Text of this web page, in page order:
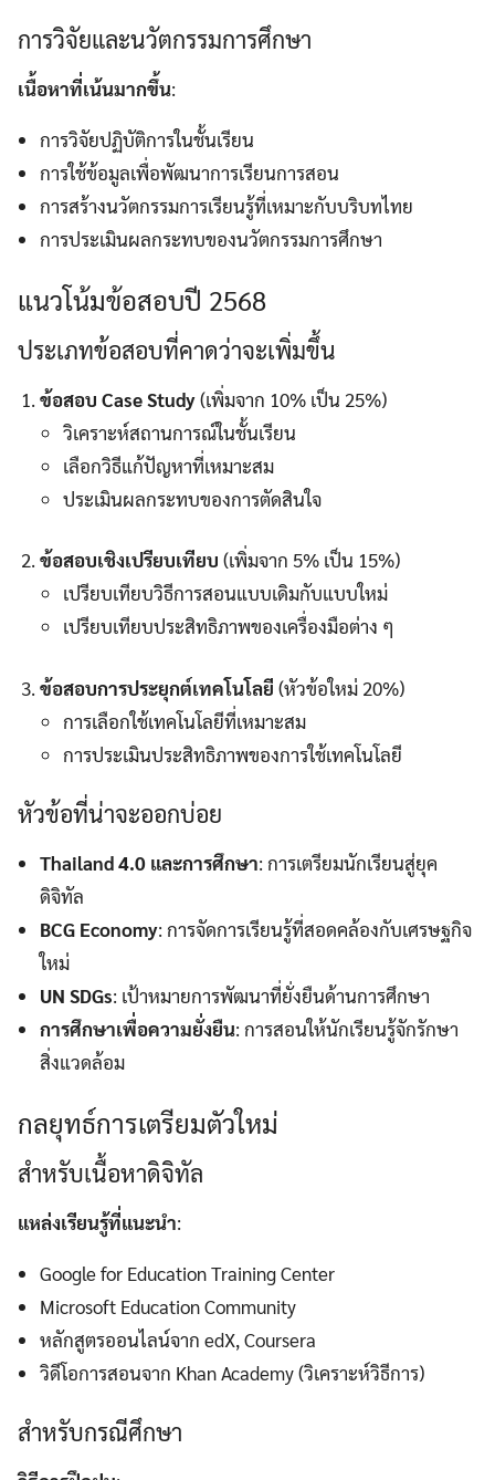
การวิจัยและนวัตกรรมการศึกษา
เนื้อหาที่เน้นมากขึ้น:
การวิจัยปฏิบัติการในชั้นเรียน
การใช้ข้อมูลเพื่อพัฒนาการเรียนการสอน
การสร้างนวัตกรรมการเรียนรู้ที่เหมาะกับบริบทไทย
การประเมินผลกระทบของนวัตกรรมการศึกษา
แนวโน้มข้อสอบปี 2568
ประเภทข้อสอบที่คาดว่าจะเพิ่มขึ้น
ข้อสอบ Case Study(เพิ่มจาก 10% เป็น 25%)
วิเคราะห์สถานการณ์ในชั้นเรียน
เลือกวิธีแก้ปัญหาที่เหมาะสม
ประเมินผลกระทบของการตัดสินใจ
ข้อสอบเชิงเปรียบเทียบ (เพิ่มจาก 5% เป็น 15%)
เปรียบเทียบวิธีการสอนแบบเดิมกับแบบใหม่
เปรียบเทียบประสิทธิภาพของเครื่องมือต่าง ๆ
ข้อสอบการประยุกต์เทคโนโลยี (หัวข้อใหม่ 20%)
การเลือกใช้เทคโนโลยีที่เหมาะสม
การประเมินประสิทธิภาพของการใช้เทคโนโลยี
หัวข้อที่น่าจะออกบ่อย
Thailand 4.0 และการศึกษา: การเตรียมนักเรียนสู่ยุค
ดิจิทัล
BCG Economy: การจัดการเรียนรู้ที่สอดคล้องกับเศรษฐกิจ
ใหม่
UN SDGs: เป้าหมายการพัฒนาที่ยั่งยืนด้านการศึกษา
การศึกษาเพื่อความยั่งยืน: การสอนให้นักเรียนรู้จักรักษา
สิ่งแวดล้อม
กลยุทธ์การเตรียมตัวใหม่
สำหรับเนื้อหาดิจิทัล
แหล่งเรียนรู้ที่แนะนำ:
Google for Education Training Center
Microsoft Education Community
หลักสูตรออนไลน์จาก edX, Coursera
วิดีโอการสอนจาก Khan Academy (วิเคราะห์วิธีการ)
สำหรับกรณีศึกษา